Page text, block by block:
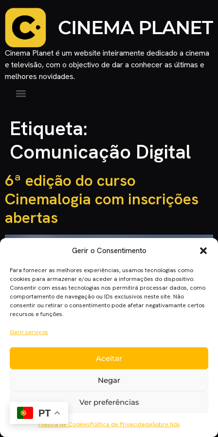
Gerir o Consentimento
Para fornecer as melhores experiências, usamos tecnologias como
cookies para armazenar e/ou aceder a informações do dispositivo.
Consentir com essas tecnologias nos permitirá processar dados, como
comportamento de navegação ou IDs exclusivos neste site. Não
consentir ou retirar o consentimento pode afetar negativamante certos
recursos e funções.
Gerir serviços
Aceitar
Negar
Ver preferências
Política de CookiesPolítica de PrivacidadeSobre Nós
Cinema Planet é um website inteiramente dedicado a cinema
e televisão, com o objectivo de dar a conhecer as últimas e
melhores novidades.
Etiqueta:
Comunicação Digital
6ª edição do curso
Cinemalogia com inscrições
abertas
Estão abertas as inscrições para o 6º curso de cinema –
Cinemalogia, organizado pelo Festival Caminhos do Cinema
PT